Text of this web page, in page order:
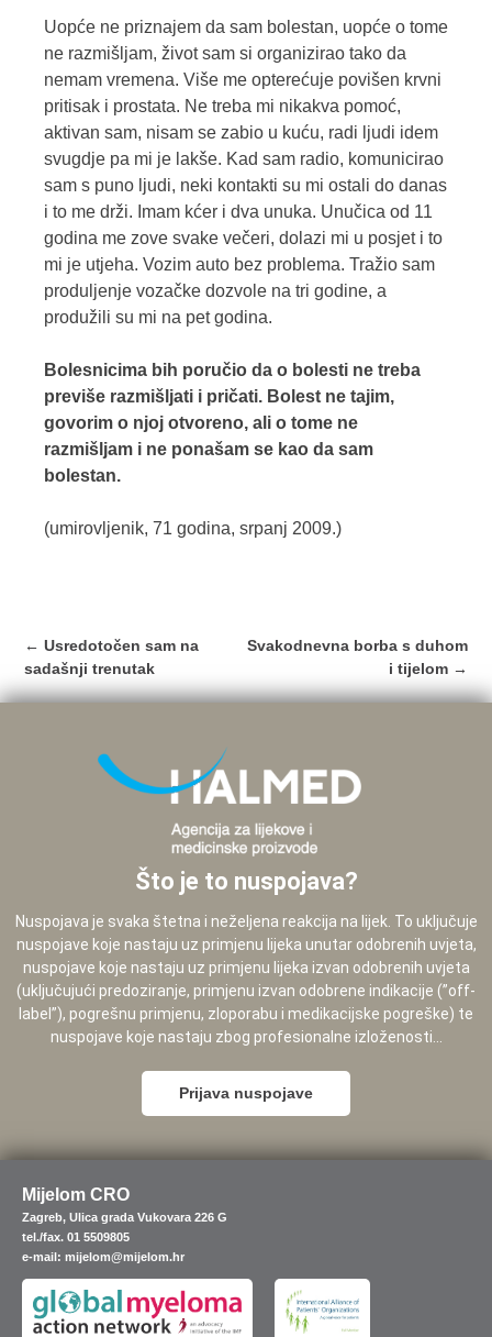
Uopće ne priznajem da sam bolestan, uopće o tome
ne razmišljam, život sam si organizirao tako da
nemam vremena. Više me opterećuje povišen krvni
pritisak i prostata. Ne treba mi nikakva pomoć,
aktivan sam, nisam se zabio u kuću, radi ljudi idem
svugdje pa mi je lakše. Kad sam radio, komunicirao
sam s puno ljudi, neki kontakti su mi ostali do danas
i to me drži. Imam kćer i dva unuka. Unučica od 11
godina me zove svake večeri, dolazi mi u posjet i to
mi je utjeha. Vozim auto bez problema. Tražio sam
produljenje vozačke dozvole na tri godine, a
produžili su mi na pet godina.
Bolesnicima bih poručio da o bolesti ne treba
previše razmišljati i pričati. Bolest ne tajim,
govorim o njoj otvoreno, ali o tome ne
razmišljam i ne ponašam se kao da sam
bolestan.
(umirovljenik, 71 godina, srpanj 2009.)
Post
navigation
← Usredotočen sam na
sadašnji trenutak
Svakodnevna borba s duhom
i tijelom →
Što je to nuspojava?
Nuspojava je svaka štetna i neželjena reakcija na lijek. To uključuje
nuspojave koje nastaju uz primjenu lijeka unutar odobrenih uvjeta,
nuspojave koje nastaju uz primjenu lijeka izvan odobrenih uvjeta
(uključujući predoziranje, primjenu izvan odobrene indikacije (”off-
label”), pogrešnu primjenu, zloporabu i medikacijske pogreške) te
nuspojave koje nastaju zbog profesionalne izloženosti...
Prijava nuspojave
Mijelom CRO
Zagreb, Ulica grada Vukovara 226 G
tel./fax. 01 5509805
e-mail: mijelom@mijelom.hr